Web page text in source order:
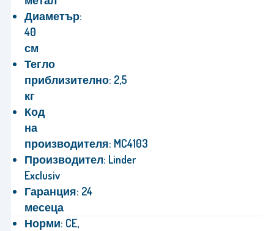
Диаметър:
40
см
Тегло
приблизително: 2,5
кг
Код
на
производителя: MC4103
Производител: Linder
Exclusiv
Гаранция: 24
месеца
Норми: CE,